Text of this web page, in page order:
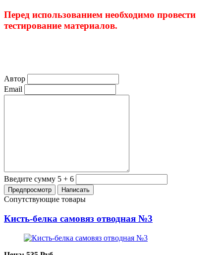
Перед использованием необходимо провести
тестирование материалов.
Автор
Email
Введите сумму 5 + 6
Сопутствующие товары
Кисть-белка самовяз отводная №3